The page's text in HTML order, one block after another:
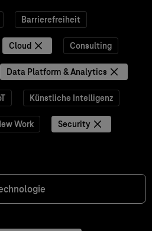
Barrierefreiheit
Cloud Consulting
Data Platform & Analytics
Künstliche Intelligenz
Work Security